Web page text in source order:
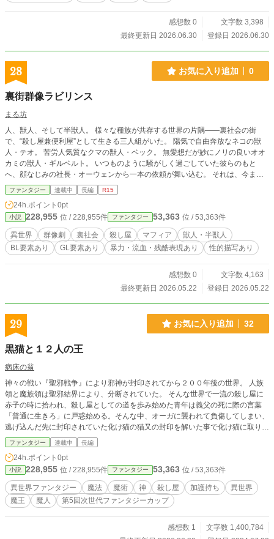
感想数 0
文字数 3,398
最終更新日 2026.06.30
登録日 2026.06.30
28 お気に入り追加 0
裏街群像ラビリンス
まる坊
人、獣人、そして半獣人。 様々な種族が共存する世界の片隅――裏社会の街
で、“殺し屋兼便利屋”として生きる三人組がいた。 陽気で自由奔放なネコの獣
人・テオ。 苦労人気質なクマの獣人・ベック。 無愛想だが妙にノリの良いオオ
カミの獣人・ギルベルト。 いつものように騒がしく過ごしていた彼らのもと
へ、顔なじみの社長・オーウェンから一本の依頼が舞い込む。 それは、今まで
とは違う“少し特殊な仕事”だった。 やがて三人は、マフィアとの対立、交錯する
それぞれ思惑や愛憎――混沌とした裏社会の闇が絡み合う大きな騒動へ巻き込ま
れていく。 笑いあり、恋愛あり、修羅場あり。 裏街で生きる者たちの群像劇を
描く物語。
ファンタジー 連載中 長編 R15
24h.ポイント 0pt
小説 228,955 位 / 228,955件 ファンタジー 53,363 位 / 53,363件
異世界 群像劇 裏社会 殺し屋 マフィア
獣人・半獣人
BL要素あり
GL要素あり 暴力・流血・残酷表現あり 性的描写あり
感想数 0
文字数 4,163
最終更新日 2026.05.22
登録日 2026.05.22
29 お気に入り追加 32
黒猫と１２人の王
病床の翁
神々の戦い『聖邪戦争』により邪神が封印されてから２００年後の世界。 人族
領と魔族領は聖邪結界により、分断されていた。 そんな世界で一流の殺し屋に
赤子の時に拾われ、殺し屋としての道を歩み始めた青年は義父の死に際の言葉
「普通に生きろ」に戸惑始める。そんな中、オーガに襲われて負傷してしまい、
逃げ込んだ先に封印されていた化け猫の猫又の封印を解いた事で化け猫に取り憑
かれてしまって・・・。 “王化“により無事にオーガを撃退し、盗賊として生きて
いく事にした青年。しかし盗賊としての道を歩み始めた矢先、そこに妖狐まで現
れて・・・。 そんな中、封印された邪神の復活を目論む者が現れる。 聖邪結界
は破られ、人族領への魔族の侵攻が始まる。 神々は自身の神徒に“王化“の能力を
与えた。 その力をもって邪神復活の儀を阻止せよとの神託を受けた王達は邪神
復活を阻止する為の冒険に出る。 これは神より加護を得た１２人の王と、それ
に巻き込まれた１人の青年の物語である。
ファンタジー 連載中 長編
24h.ポイント 0pt
小説 228,955 位 / 228,955件 ファンタジー 53,363 位 / 53,363件
異世界ファンタジー 魔法 魔術 神 殺し屋 加護持ち
異世界
魔王
魔人 第5回次世代ファンタジーカップ
感想数 1
文字数 1,400,784